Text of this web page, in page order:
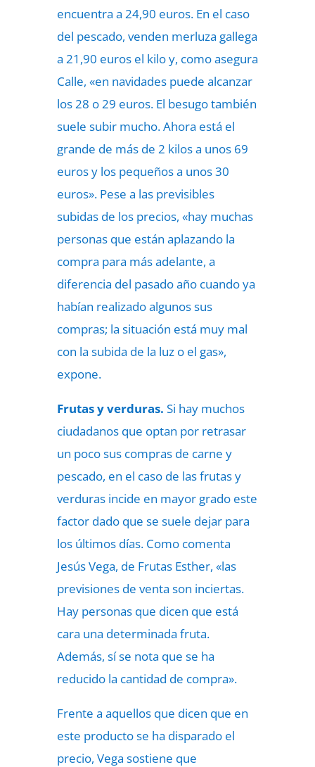
encuentra a 24,90 euros. En el caso
del pescado, venden merluza gallega
a 21,90 euros el kilo y, como asegura
Calle, «en navidades puede alcanzar
los 28 o 29 euros. El besugo también
suele subir mucho. Ahora está el
grande de más de 2 kilos a unos 69
euros y los pequeños a unos 30
euros». Pese a las previsibles
subidas de los precios, «hay muchas
personas que están aplazando la
compra para más adelante, a
diferencia del pasado año cuando ya
habían realizado algunos sus
compras; la situación está muy mal
con la subida de la luz o el gas»,
expone.
Frutas y verduras. Si hay muchos
ciudadanos que optan por retrasar
un poco sus compras de carne y
pescado, en el caso de las frutas y
verduras incide en mayor grado este
factor dado que se suele dejar para
los últimos días. Como comenta
Jesús Vega, de Frutas Esther, «las
previsiones de venta son inciertas.
Hay personas que dicen que está
cara una determinada fruta.
Además, sí se nota que se ha
reducido la cantidad de compra».
Frente a aquellos que dicen que en
este producto se ha disparado el
precio, Vega sostiene que